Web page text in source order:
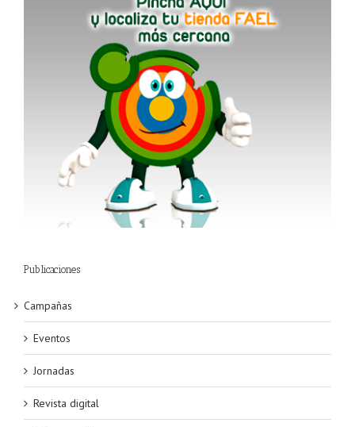
Publicaciones
Campañas
Eventos
Jornadas
Revista digital